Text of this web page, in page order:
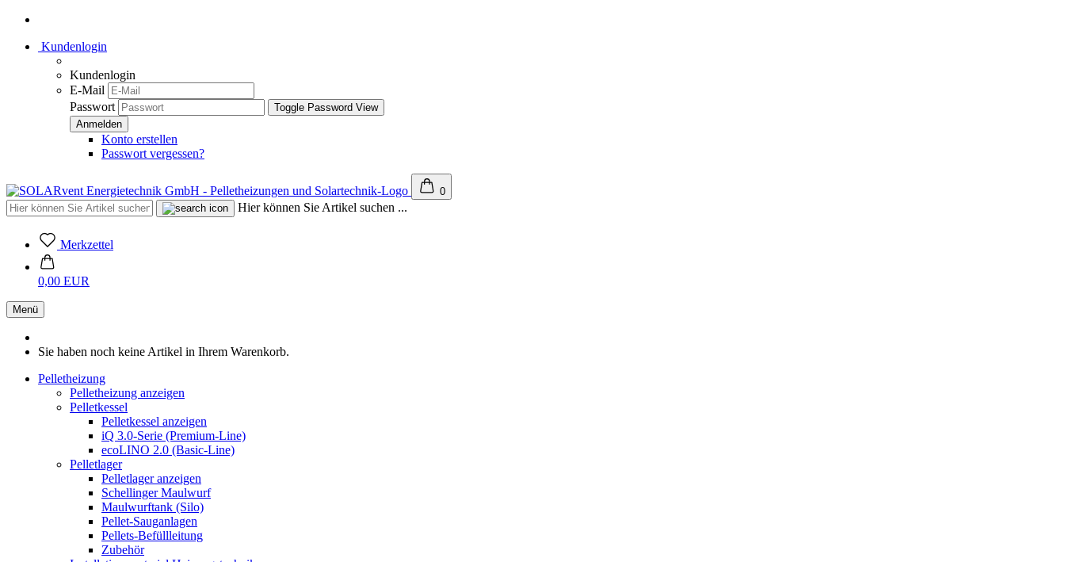
Kundenlogin
Kundenlogin
E-Mail
Passwort
Toggle Password View
Konto erstellen
Passwort vergessen?
0
Hier können Sie Artikel suchen ...
Merkzettel
0,00 EUR
Menü
Sie haben noch keine Artikel in Ihrem Warenkorb.
Pelletheizung
Pelletheizung anzeigen
Pelletkessel
Pelletkessel anzeigen
iQ 3.0-Serie (Premium-Line)
ecoLINO 2.0 (Basic-Line)
Pelletlager
Pelletlager anzeigen
Schellinger Maulwurf
Maulwurftank (Silo)
Pellet-Sauganlagen
Pellets-Befüllleitung
Zubehör